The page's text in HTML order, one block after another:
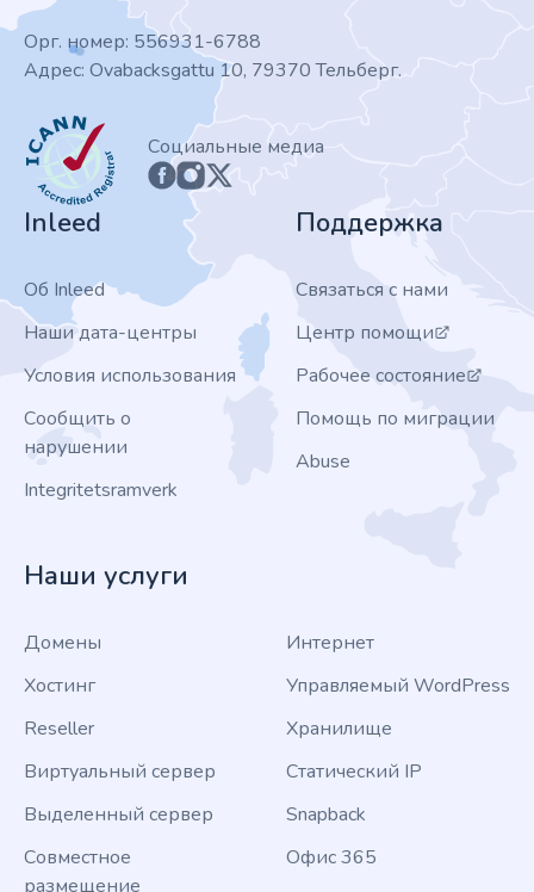
Орг. номер: 556931-6788
Адрес: Ovabacksgattu 10, 79370 Тельберг.
ICANN
Социальные медиа
Inleed
Об Inleed
Наши дата-центры
Условия использования
Сообщить о
нарушении
Integritetsramverk
Поддержка
Связаться с нами
Центр помощи
Рабочее состояние
Помощь по миграции
Abuse
Наши услуги
Домены
Хостинг
Reseller
Виртуальный сервер
Выделенный сервер
Совместное
размещение
Интернет
Управляемый WordPress
Хранилище
Статический IP
Snapback
Офис 365